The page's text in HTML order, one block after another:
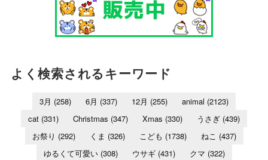
よく検索されるキーワード
3月 (258) 6月 (337) 12月 (255) animal (2123)
cat (331) Christmas (347) Xmas (330) うさぎ (439)
お祭り (292) くま (326) こども (1738) ねこ (437)
ゆるくて可愛い(308) ウサギ(431) クマ (322)